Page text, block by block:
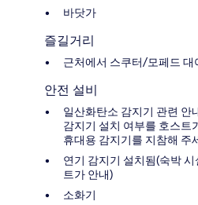
바닷가
즐길거리
근처에서 스쿠터/모페드 대
안전 설비
일산화탄소 감지기 관련 안
감지기 설치 여부를 호스트
휴대용 감지기를 지참해 주
연기 감지기 설치됨(숙박
트가 안내)
소화기